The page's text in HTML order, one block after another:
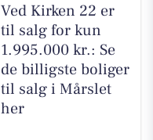
Ved Kirken 22 er
til salg for kun
1.995.000 kr.: Se
de billigste boliger
til salg i Mårslet
her